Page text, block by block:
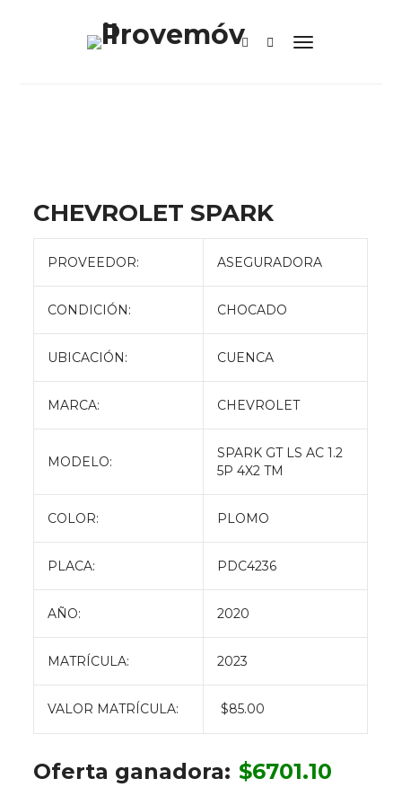
CHEVROLET SPARK
PROVEEDOR: ASEGURADORA
CONDICIÓN: CHOCADO
UBICACIÓN: CUENCA
MARCA: CHEVROLET
MODELO:
SPARK GT LS AC 1.2
5P 4X2 TM
COLOR: PLOMO
PLACA: PDC4236
AÑO: 2020
MATRÍCULA: 2023
VALOR MATRÍCULA: $85.00
Oferta ganadora: $6701.10